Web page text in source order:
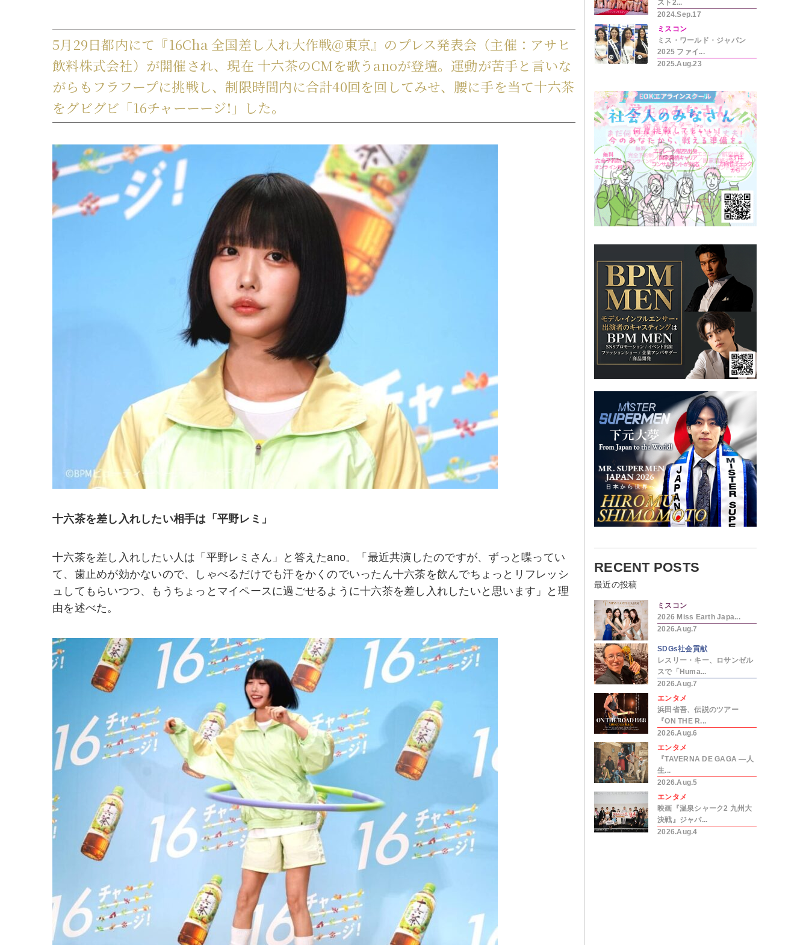
5月29日都内にて『16Cha 全国差し入れ大作戦@東京』のプレス発表会（主催：アサヒ
飲料株式会社）が開催され、現在 十六茶のCMを歌うanoが登壇。運動が苦手と言いな
がらもフラフープに挑戦し、制限時間内に合計40回を回してみせ、腰に手を当て十六茶
をグビグビ「16チャーーージ!」した。
十六茶を差し入れしたい相手は「平野レミ」
十六茶を差し入れしたい人は「平野レミさん」と答えたano。「最近共演したのですが、ずっと喋ってい
て、歯止めが効かないので、しゃべるだけでも汗をかくのでいったん十六茶を飲んでちょっとリフレッシ
ュしてもらいつつ、もうちょっとマイペースに過ごせるように十六茶を差し入れしたいと思います」と理
由を述べた。
スト2...
2024.Sep.17
ミスコン
ミス・ワールド・ジャパン
2025 ファイ...
2025.Aug.23
RECENT POSTS
最近の投稿
ミスコン
2026 Miss Earth Japa...
2026.Aug.7
SDGs社会貢献
レスリー・キー、ロサンゼル
スで「Huma...
2026.Aug.7
エンタメ
浜田省吾、伝説のツアー
『ON THE R...
2026.Aug.6
エンタメ
『TAVERNA DE GAGA ―人
生...
2026.Aug.5
エンタメ
映画『温泉シャーク2 九州大
決戦』ジャパ...
2026.Aug.4